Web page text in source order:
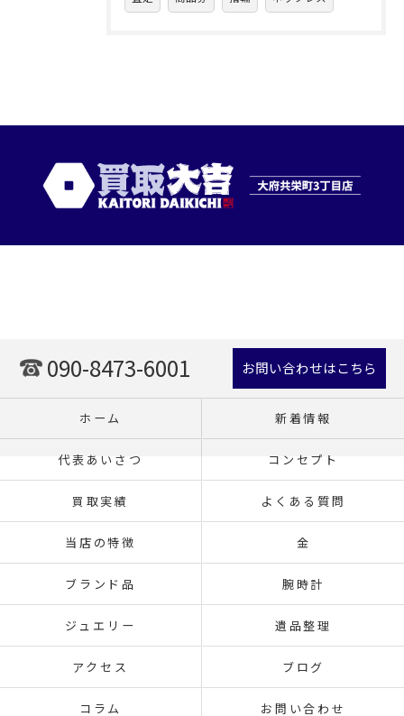
090-8473-6001 お問い合わせはこちら
ホーム 新着情報
代表あいさつ コンセプト
買取実績 よくある質問
当店の特徴 金
ブランド品 腕時計
ジュエリー 遺品整理
アクセス ブログ
コラム お問い合わせ